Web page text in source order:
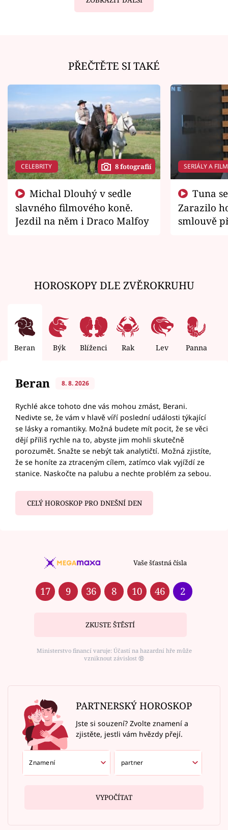
PŘEČTĚTE SI TAKÉ
CELEBRITY 8 fotografií
slavného filmového koně.
Jezdil na něm i Draco Malfoy
SERIÁLY A
Zarazilo
smlouvě
HOROSKOPY DLE ZVĚROKRUHU
Beran Býk Blíženci Rak Lev Panna
Beran 8. 8. 2026
Rychlé akce tohoto dne vás mohou zmást, Berani.
Nedivte se, že vám v hlavě víří poslední události týkající
se lásky a romantiky. Možná budete mít pocit, že se věci
dějí příliš rychle na to, abyste jim mohli skutečně
porozumět. Snažte se nebýt tak analytičtí. Možná zjistíte,
že se honíte za ztraceným cílem, zatímco vlak vyjíždí ze
stanice. Naskočte na palubu a nechte problém za sebou.
CELÝ HOROSKOP PRO DNEŠNÍ DEN
Vaše šťastná čísla
17 9 36 8 10 46 2
ZKUSTE ŠTĚSTÍ
Ministerstvo financí varuje: Účastí na hazardní hře může
vzniknout závislost ⑱
PARTNERSKÝ HOROSKOP
Jste si souzení? Zvolte znamení a
zjistěte, jestli vám hvězdy přejí.
VYPOČÍTAT